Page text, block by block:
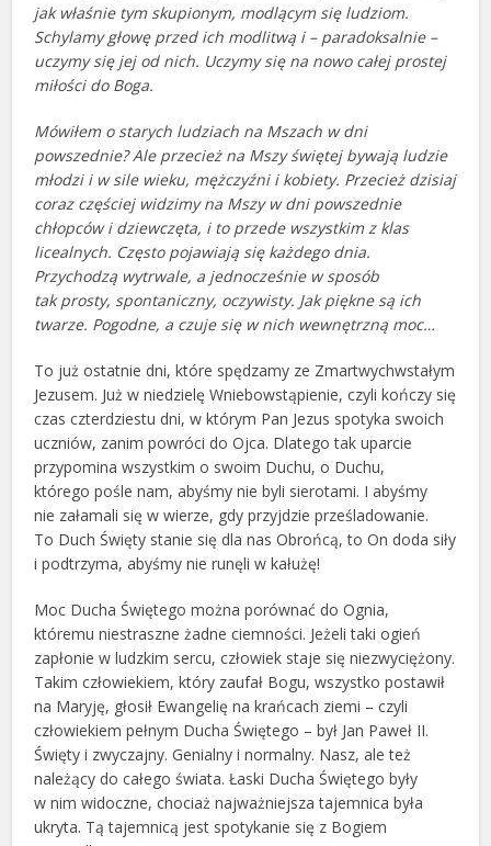
jak właśnie tym skupionym, modlącym się ludziom.
Schylamy głowę przed ich modlitwą i – paradoksalnie –
uczymy się jej od nich. Uczymy się na nowo całej prostej
miłości do Boga.
Mówiłem o starych ludziach na Mszach w dni
powszednie? Ale przecież na Mszy świętej bywają ludzie
młodzi i w sile wieku, mężczyźni i kobiety. Przecież dzisiaj
coraz częściej widzimy na Mszy w dni powszednie
chłopców i dziewczęta, i to przede wszystkim z klas
licealnych. Często pojawiają się każdego dnia.
Przychodzą wytrwale, a jednocześnie w sposób
tak prosty, spontaniczny, oczywisty. Jak piękne są ich
twarze. Pogodne, a czuje się w nich wewnętrzną moc…
To już ostatnie dni, które spędzamy ze Zmartwychwstałym
Jezusem. Już w niedzielę Wniebowstąpienie, czyli kończy się
czas czterdziestu dni, w którym Pan Jezus spotyka swoich
uczniów, zanim powróci do Ojca. Dlatego tak uparcie
przypomina wszystkim o swoim Duchu, o Duchu,
którego pośle nam, abyśmy nie byli sierotami. I abyśmy
nie załamali się w wierze, gdy przyjdzie prześladowanie.
To Duch Święty stanie się dla nas Obrońcą, to On doda siły
i podtrzyma, abyśmy nie runęli w kałużę!
Moc Ducha Świętego można porównać do Ognia,
któremu niestraszne żadne ciemności. Jeżeli taki ogień
zapłonie w ludzkim sercu, człowiek staje się niezwyciężony.
Takim człowiekiem, który zaufał Bogu, wszystko postawił
na Maryję, głosił Ewangelię na krańcach ziemi – czyli
człowiekiem pełnym Ducha Świętego – był Jan Paweł II.
Święty i zwyczajny. Genialny i normalny. Nasz, ale też
należący do całego świata. Łaski Ducha Świętego były
w nim widoczne, chociaż najważniejsza tajemnica była
ukryta. Tą tajemnicą jest spotykanie się z Bogiem